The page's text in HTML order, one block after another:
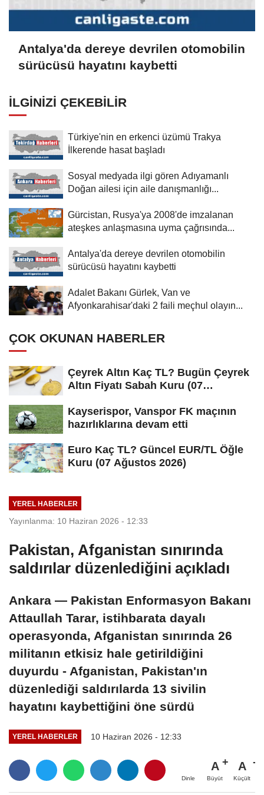
Antalya'da dereye devrilen otomobilin
sürücüsü hayatını kaybetti
İLGINIZI ÇEKEBILIR
Türkiye'nin en erkenci üzümü Trakya
İlkerende hasat başladı
Sosyal medyada ilgi gören Adıyamanlı
Doğan ailesi için aile danışmanlığı...
Gürcistan, Rusya'ya 2008'de imzalanan
ateşkes anlaşmasına uyma çağrısında...
Antalya'da dereye devrilen otomobilin
sürücüsü hayatını kaybetti
Adalet Bakanı Gürlek, Van ve
Afyonkarahisar'daki 2 faili meçhul olayın...
ÇOK OKUNAN HABERLER
Çeyrek Altın Kaç TL? Bugün Çeyrek
Altın Fiyatı Sabah Kuru (07
Kayserispor, Vanspor FK maçının
hazırlıklarına devam etti
Euro Kaç TL? Güncel EUR/TL Öğle
Kuru (07 Ağustos 2026)
YEREL HABERLER
Yayınlanma: 10 Haziran 2026 - 12:33
Pakistan, Afganistan sınırında
saldırılar düzenlediğini açıkladı
Ankara — Pakistan Enformasyon Bakanı
Attaullah Tarar, istihbarata dayalı
operasyonda, Afganistan sınırında 26
militanın etkisiz hale getirildiğini
duyurdu - Afganistan, Pakistan'ın
düzenlediği saldırılarda 13 sivilin
hayatını kaybettiğini öne sürdü
YEREL HABERLER 10 Haziran 2026 - 12:33
Dinle
A
Büyüt
A
Küçült